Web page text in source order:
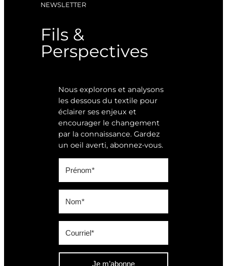
NEWSLETTER
Fils &
Perspectives
Nous explorons et analysons
les dessous du textile pour
éclairer ses enjeux et
encourager le changement
par la connaissance. Gardez
un oeil averti, abonnez-vous.
Je m’abonne